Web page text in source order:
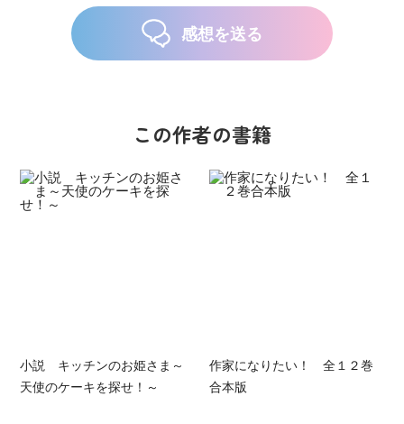
感想を送る
この作者の書籍
小説 キッチンのお姫さま～
天使のケーキを探せ！～
作家になりたい！ 全１２巻
合本版